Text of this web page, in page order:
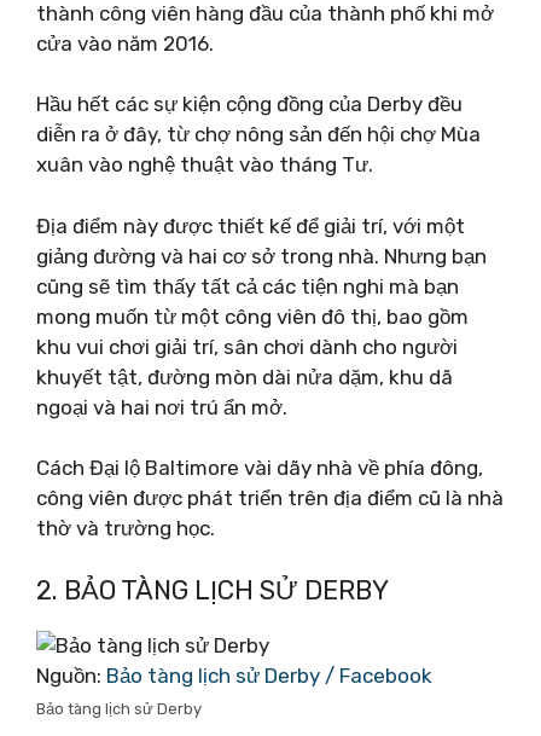
thành công viên hàng đầu của thành phố khi mở
cửa vào năm 2016.
Hầu hết các sự kiện cộng đồng của Derby đều
diễn ra ở đây, từ chợ nông sản đến hội chợ Mùa
xuân vào nghệ thuật vào tháng Tư.
Địa điểm này được thiết kế để giải trí, với một
giảng đường và hai cơ sở trong nhà. Nhưng bạn
cũng sẽ tìm thấy tất cả các tiện nghi mà bạn
mong muốn từ một công viên đô thị, bao gồm
khu vui chơi giải trí, sân chơi dành cho người
khuyết tật, đường mòn dài nửa dặm, khu dã
ngoại và hai nơi trú ẩn mở.
Cách Đại lộ Baltimore vài dãy nhà về phía đông,
công viên được phát triển trên địa điểm cũ là nhà
thờ và trường học.
2. BẢO TÀNG LỊCH SỬ DERBY
Nguồn: Bảo tàng lịch sử Derby / Facebook
Bảo tàng lịch sử Derby